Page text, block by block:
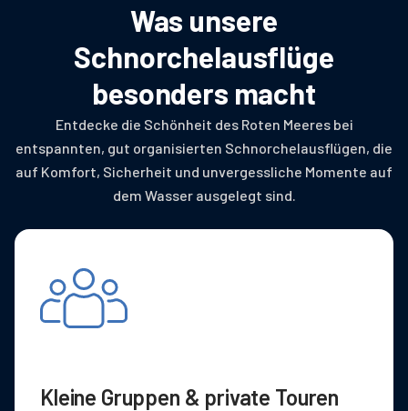
Was unsere
Schnorchelausflüge
besonders macht
Entdecke die Schönheit des Roten Meeres bei
entspannten, gut organisierten Schnorchelausflügen, die
auf Komfort, Sicherheit und unvergessliche Momente auf
dem Wasser ausgelegt sind.
Kleine Gruppen & private Touren